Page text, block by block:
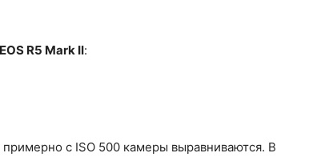
R5 Mark II:
примерно с ISO 500 камеры выравниваются. В